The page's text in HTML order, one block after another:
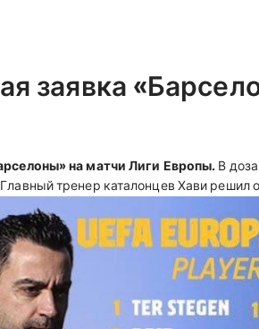
заявка
на матчи Лиги Европы. В
тренер каталонцев Хави решил